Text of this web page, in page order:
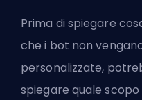
Prima di spiegare
che i bot non
personalizzate,
spiegare quale scopo